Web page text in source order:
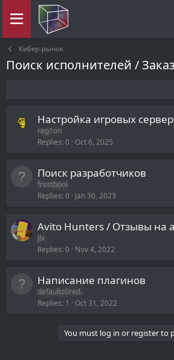
Кибер-рынок
Поиск исполнителей /
Настройка игровых
reg1on
Replies 0 Oct 6, 2025
Поиск разработчиков
frostbool
Replies 0 Jan 30, 2023
Avito Hunters / Отзывы на
Jlx
Replies 0 Nov 4, 2022
Написание плагинов
defaultz0red.
Replies 1 Oct 31, 2022
You must log in or register to